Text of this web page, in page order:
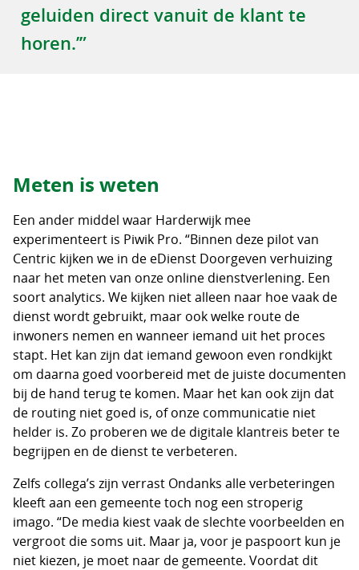
geluiden direct vanuit de klant te
horen.’”
Meten is weten
Een ander middel waar Harderwijk mee
experimenteert is Piwik Pro. “Binnen deze pilot van
Centric kijken we in de eDienst Doorgeven verhuizing
naar het meten van onze online dienstverlening. Een
soort analytics. We kijken niet alleen naar hoe vaak de
dienst wordt gebruikt, maar ook welke route de
inwoners nemen en wanneer iemand uit het proces
stapt. Het kan zijn dat iemand gewoon even rondkijkt
om daarna goed voorbereid met de juiste documenten
bij de hand terug te komen. Maar het kan ook zijn dat
de routing niet goed is, of onze communicatie niet
helder is. Zo proberen we de digitale klantreis beter te
begrijpen en de dienst te verbeteren.
Zelfs collega’s zijn verrast Ondanks alle verbeteringen
kleeft aan een gemeente toch nog een stroperig
imago. “De media kiest vaak de slechte voorbeelden en
vergroot die soms uit. Maar ja, voor je paspoort kun je
niet kiezen, je moet naar de gemeente. Voordat dit